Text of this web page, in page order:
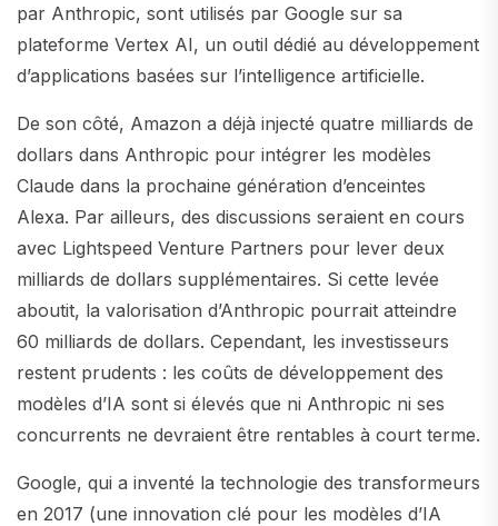
par Anthropic, sont utilisés par Google sur sa
plateforme Vertex AI, un outil dédié au développement
d’applications basées sur l’intelligence artificielle.
De son côté, Amazon a déjà injecté quatre milliards de
dollars dans Anthropic pour intégrer les modèles
Claude dans la prochaine génération d’enceintes
Alexa. Par ailleurs, des discussions seraient en cours
avec Lightspeed Venture Partners pour lever deux
milliards de dollars supplémentaires. Si cette levée
aboutit, la valorisation d’Anthropic pourrait atteindre
60 milliards de dollars. Cependant, les investisseurs
restent prudents : les coûts de développement des
modèles d’IA sont si élevés que ni Anthropic ni ses
concurrents ne devraient être rentables à court terme.
Google, qui a inventé la technologie des transformeurs
en 2017 (une innovation clé pour les modèles d’IA